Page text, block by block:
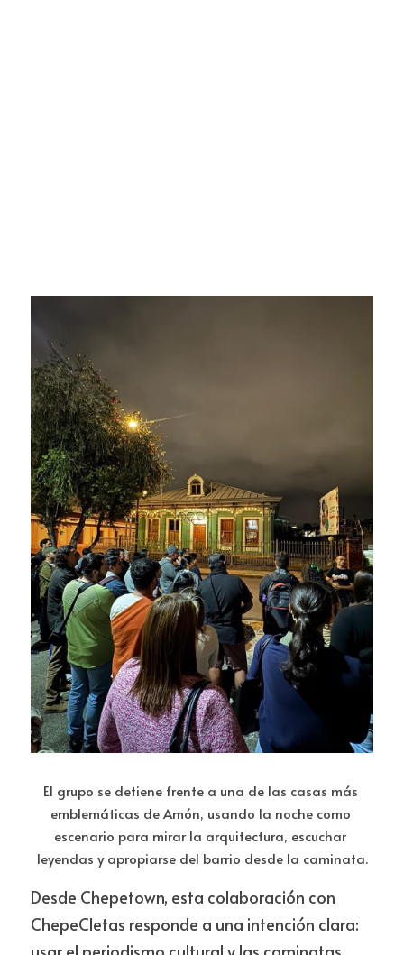
El grupo se detiene frente a una de las casas más
emblemáticas de Amón, usando la noche como
escenario para mirar la arquitectura, escuchar
leyendas y apropiarse del barrio desde la caminata.
Desde Chepetown, esta colaboración con
ChepeCletas responde a una intención clara: